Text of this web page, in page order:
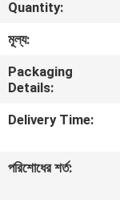
কারখানা
মান
Quantity:
মূল্য:
Packaging
Details:
Delivery Time:
পরিশোধের শর্ত: